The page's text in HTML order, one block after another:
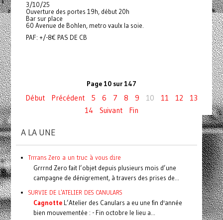
3/10/25
Ouverture des portes 19h, début 20h
Bar sur place
60 Avenue de Bohlen, metro vaulx la soie.
PAF: +/-8€ PAS DE CB
Page 10 sur 147
Début Précédent 5 6 7 8 9 10 11 12
13
14
Suivant Fin
A LA UNE
Trrrans Zero a un truc à vous dire
Grrrnd Zero fait l’objet depuis plusieurs mois d’une
campagne de dénigrement, à travers des prises de...
SURVIE DE L'ATELIER DES CANULARS
CagnotteL’Atelier des Canulars a eu une fin d'année
bien mouvementée : - Fin octobre le lieu a...